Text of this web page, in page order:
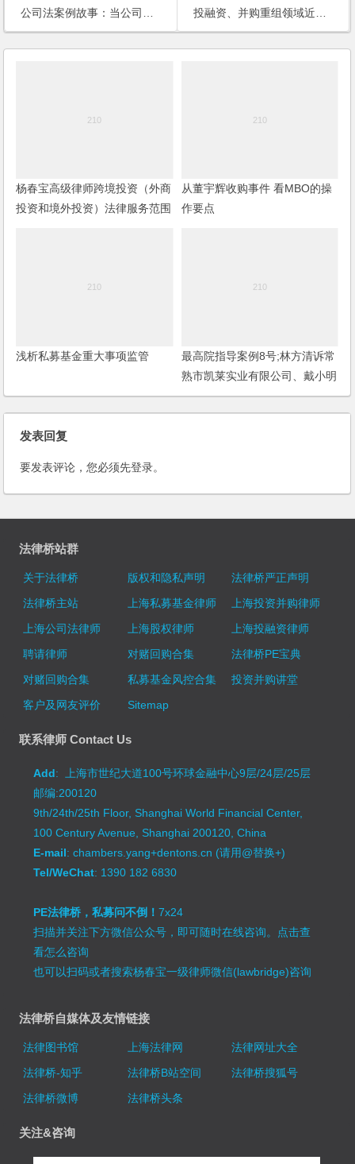
公司法案例故事：当公司法遇上春节
投融资、并购重组领域近期热点事件深度分析（2025年8月）
杨春宝高级律师跨境投资（外商
投资和境外投资）法律服务范围
从董宇辉收购事件 看MBO的操
作要点
浅析私募基金重大事项监管
最高院指导案例8号;林方清诉常
熟市凯莱实业有限公司、戴小明
公司解散纠纷案
发表回复
要发表评论，您必须先登录。
法律桥站群
关于法律桥 版权和隐私声明
法律桥严正声明
法律桥主站
上海私募基金律师
上海投资并购律师
上海公司法律师
上海股权律师
上海投融资律师
聘请律师
对赌回购合集
法律桥PE宝典
对赌回购合集
私募基金风控合集
投资并购讲堂
客户及网友评价
Sitemap
联系律师 Contact Us
Add: 上海市世纪大道100号环球金融中心9层/24层/25层
邮编:200120
9th/24th/25th Floor, Shanghai World Financial Center,
100 Century Avenue, Shanghai 200120, China
E-mail: chambers.yang+dentons.cn (请用@替换+)
Tel/WeChat: 1390 182 6830
PE法律桥，私募问不倒！7x24
扫描并关注下方微信公众号，即可随时在线咨询。 点击查
看怎么咨询
也可以扫码或者搜索杨春宝一级律师微信(lawbridge)咨询
法律桥自媒体及友情链接
法律图书馆 上海法律网
法律网址大全
法律桥-知乎
法律桥B站空间
法律桥搜狐号
法律桥微博
法律桥头条
关注&咨询